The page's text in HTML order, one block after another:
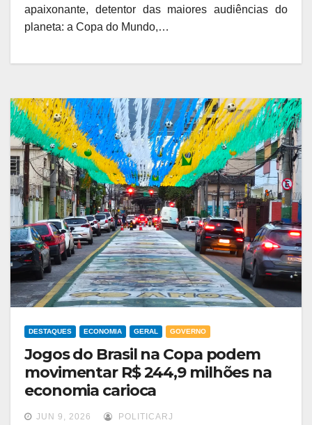
apaixonante, detentor das maiores audiências do
planeta: a Copa do Mundo,…
DESTAQUES ECONOMIA GERAL GOVERNO
Jogos do Brasil na Copa podem
movimentar R$ 244,9 milhões na
economia carioca
JUN 9, 2026 POLITICARJ